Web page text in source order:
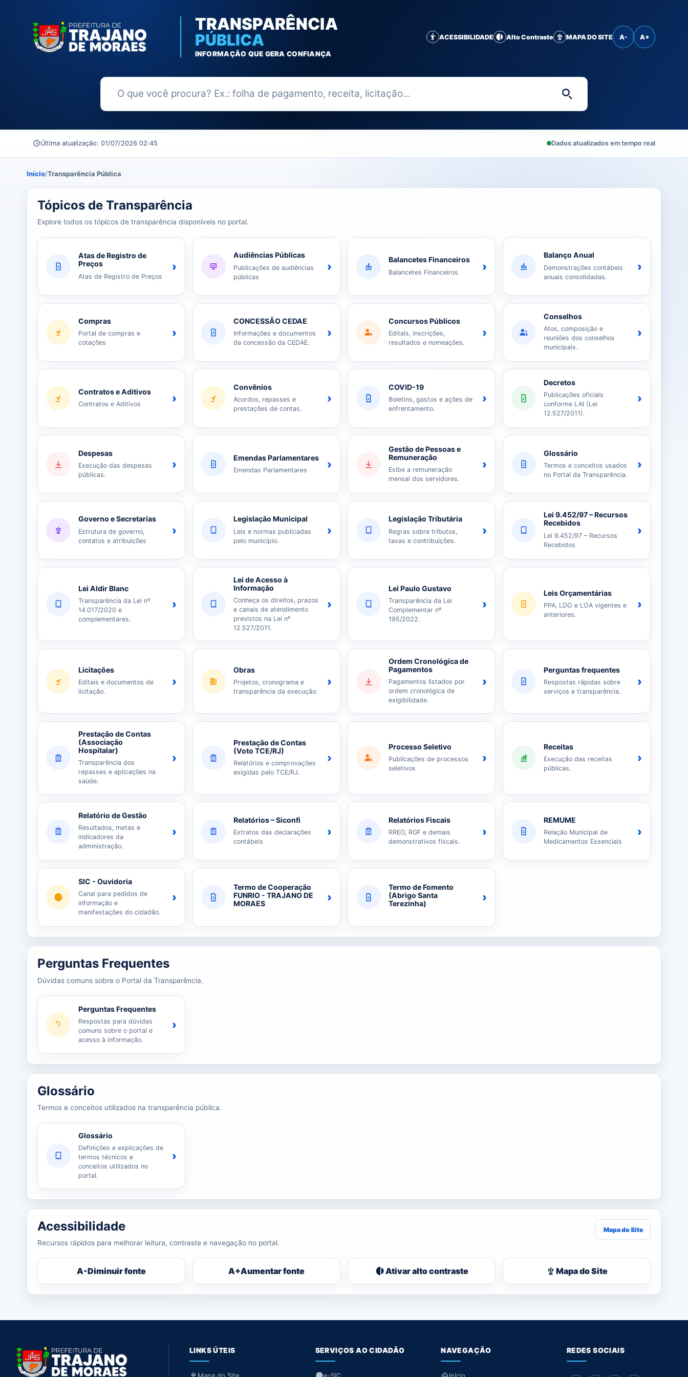
TRANSPARÊNCIA
PÚBLICA
INFORMAÇÃO QUE GERA CONFIANÇA
ACESSIBILIDADE Alto Contraste MAPA DO SITE A- A+
Buscar no Portal da Transparência Digite uma palavra-
Última atualização: 01/07/2026 02:45 Dados atualizados em tempo real
Início/Transparência Pública
39 tópicos carregados do banco de dados.
Tópicos de Transparência
Explore todos os tópicos de transparência disponíveis no portal.
Atas de Registro de
Preços
Atas de Registro de Preços
›
Audiências Públicas
Publicações de audiências
públicas
›
Balancetes Financeiros
Balancetes Financeiros ›
Balanço Anual
Demonstrações contábeis
anuais consolidadas.
›
Compras
Portal de compras e
cotações
›
CONCESSÃO CEDAE
Informações e documentos
da concessão da CEDAE.
›
Concursos Públicos
Editais, inscrições,
resultados e nomeações.
›
Conselhos
Atos, composição e
reuniões dos conselhos
municipais.
›
Contratos e Aditivos
Contratos e Aditivos ›
Convênios
Acordos, repasses e
prestações de contas.
›
COVID-19
Boletins, gastos e ações de
enfrentamento.
›
Decretos
Publicações oficiais
conforme LAI (Lei
12.527/2011).
›
Despesas
Execução das despesas
públicas.
›
Emendas Parlamentares
Emendas Parlamentares ›
Gestão de Pessoas e
Remuneração
Exibe a remuneração
mensal dos servidores.
›
Glossário
Termos e conceitos usados
no Portal da Transparência.
›
Governo e Secretarias
Estrutura de governo,
contatos e atribuições
›
Legislação Municipal
Leis e normas publicadas
pelo município.
›
Legislação Tributária
Regras sobre tributos,
taxas e contribuições.
›
Lei 9.452/97 – Recursos
Recebidos
Lei 9.452/97 – Recursos
Recebidos
›
Lei Aldir Blanc
Transparência da Lei nº
14.017/2020 e
complementares.
›
Lei de Acesso à
Informação
Conheça os direitos, prazos
e canais de atendimento
previstos na Lei nº
12.527/2011.
›
Lei Paulo Gustavo
Transparência da Lei
Complementar nº
195/2022.
›
Leis Orçamentárias
PPA, LDO e LOA vigentes e
anteriores.
›
Licitações
Editais e documentos de
licitação.
›
Obras
Projetos, cronograma e
transparência da execução.
›
Ordem Cronológica de
Pagamentos
Pagamentos listados por
ordem cronológica de
exigibilidade.
›
Perguntas frequentes
Respostas rápidas sobre
serviços e transparência.
›
Prestação de Contas
(Associação
Hospitalar)
Transparência dos
repasses e aplicações na
saúde.
›
Prestação de Contas
(Voto TCE/RJ)
Relatórios e comprovações
exigidas pelo TCE/RJ.
›
Processo Seletivo
Publicações de processos
seletivos
›
Receitas
Execução das receitas
públicas.
›
Relatório de Gestão
Resultados, metas e
indicadores da
administração.
›
Relatórios – Siconfi
Extratos das declarações
contábeis
›
Relatórios Fiscais
RREO, RGF e demais
demonstrativos fiscais.
›
REMUME
Relação Municipal de
Medicamentos Essenciais
›
SIC - Ouvidoria
Canal para pedidos de
informação e
manifestações do cidadão.
›
Termo de Cooperação
FUNRIO - TRAJANO DE
MORAES
›
Termo de Fomento
(Abrigo Santa
Terezinha)
›
Perguntas Frequentes
Dúvidas comuns sobre o Portal da Transparência.
Perguntas Frequentes
Respostas para dúvidas
comuns sobre o portal e
acesso à informação.
›
Glossário
Termos e conceitos utilizados na transparência pública.
Glossário
Definições e explicações de
termos técnicos e
conceitos utilizados no
portal.
›
Acessibilidade
Recursos rápidos para melhorar leitura, contraste e navegação no portal.
Mapa do Site
A-Diminuir fonte A+Aumentar fonte Ativar alto contraste Mapa do Site
LINKS ÚTEIS SERVIÇOS AO CIDADÃO NAVEGAÇÃO REDES SOCIAIS